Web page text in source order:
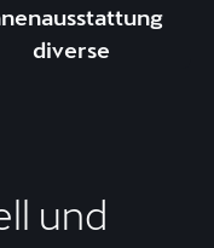
diverse
und